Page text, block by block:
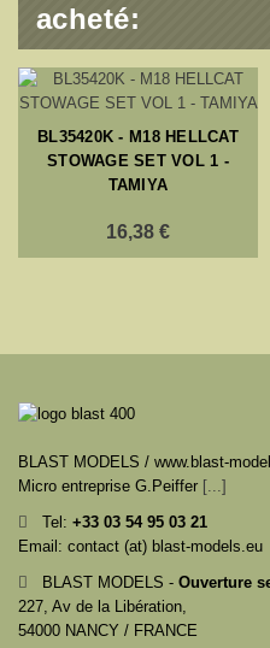
acheté:
BL35420K - M18 HELLCAT
STOWAGE SET VOL 1 -
TAMIYA
16,38 €
BLAST MODELS / www.blast-
Micro entreprise G.Peiffer [...]
Tel: +33 03 54 95 03 21
Email: contact (at) blast-models.eu
BLAST MODELS - Ouverture
227, Av de la Libération,
54000 NANCY / FRANCE